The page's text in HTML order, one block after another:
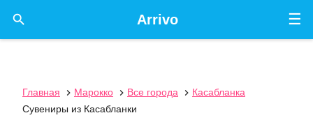
☰
Arrivo

Главная  Марокко  Все города  Касабланка
Сувениры из Касабланки